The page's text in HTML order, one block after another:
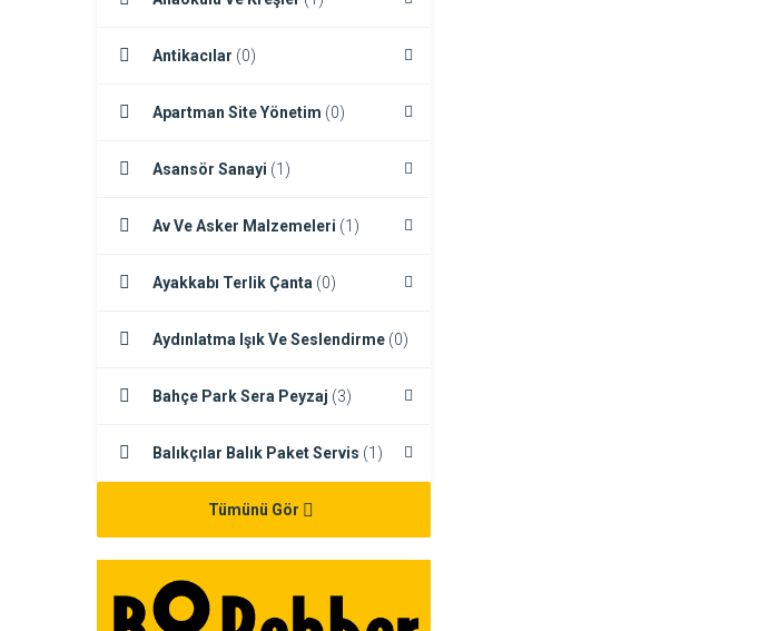
Antikacılar (0)
Apartman Site Yönetim (0)
Asansör Sanayi (1)
Av Ve Asker Malzemeleri (1)
Ayakkabı Terlik Çanta (0)
Aydınlatma Işık Ve Seslendirme (0)
Bahçe Park Sera Peyzaj (3)
Balıkçılar Balık Paket Servis (1)
Tümünü Gör